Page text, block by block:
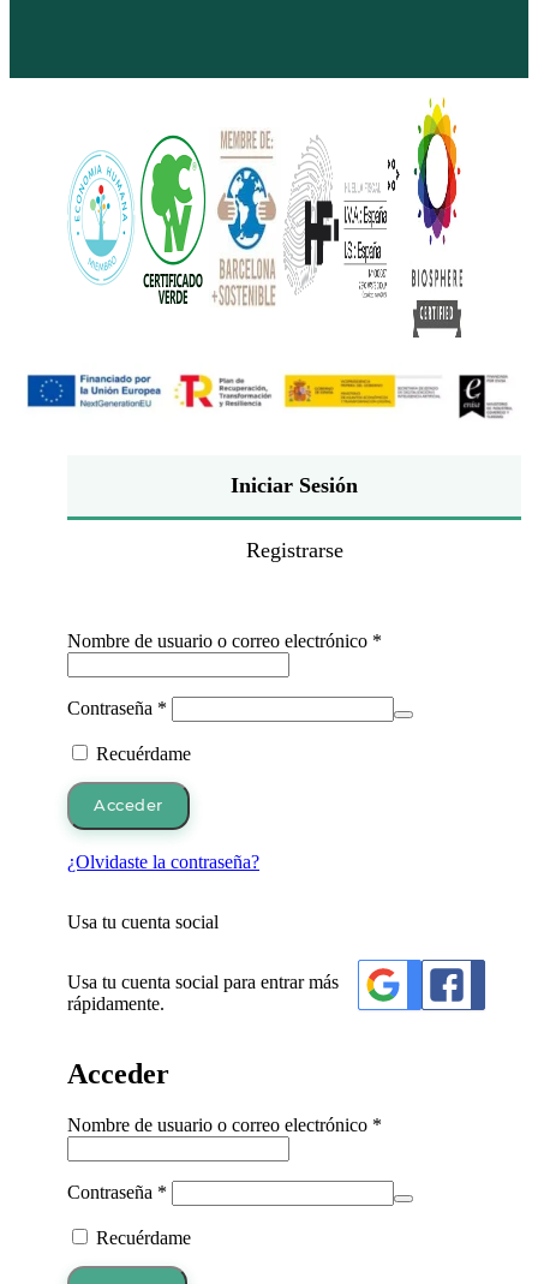
Iniciar Sesión
Registrarse
Nombre de usuario o correo electrónico *
Contraseña *
Recuérdame
Acceder
¿Olvidaste la contraseña?
Usa tu cuenta social
Usa tu cuenta social para entrar más
rápidamente.
Acceder
Nombre de usuario o correo electrónico *
Contraseña *
Recuérdame